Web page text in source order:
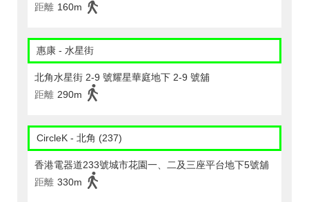
距離 160m
惠康 - 水星街
北角水星街 2-9 號耀星華庭地下 2-9 號舖
距離 290m
CircleK - 北角 (237)
香港電器道233號城市花園一、二及三座平台地下5號舖
距離 330m